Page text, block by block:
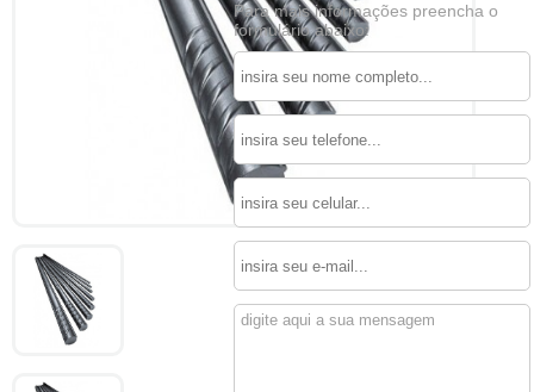
Para mais informações preencha o
formulário abaixo: